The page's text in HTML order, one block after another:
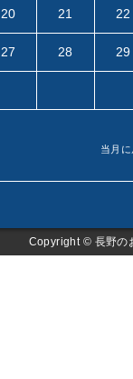
20 21 22
27 28 29
当月
Copyright © 長野の